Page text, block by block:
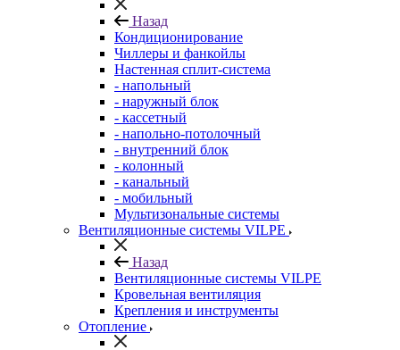
Назад
Кондиционирование
Чиллеры и фанкойлы
Настенная сплит-система
- напольный
- наружный блок
- кассетный
- напольно-потолочный
- внутренний блок
- колонный
- канальный
- мобильный
Мультизональные системы
Вентиляционные системы VILPE
Назад
Вентиляционные системы VILPE
Кровельная вентиляция
Крепления и инструменты
Отопление